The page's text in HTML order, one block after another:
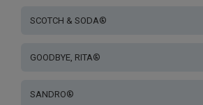
SCOTCH & SODA®
GOODBYE, RITA®
SANDRO®